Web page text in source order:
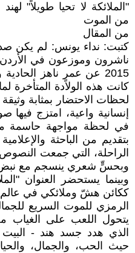
"الملائكة لا تحيا طويلاً"
من الموت
من المقال
كتبت: نداء يونس: لم يكن
ناشرون وموزعون في
2015 عن عمرٍ ناهز
كانت هذه الولادة المتأخرة
لحظات الاحتضار بمثابة
إنسانية واعية، امتزج
في لحظة مواجهة حاسمة مع
بتقديم من الباحثة
الراحلة، التي جمعت
وبحسٍّ شعري ينسجم مع
وبينما يستحضر العنوان
ككائن هشّ وملائكي في
الرمزي للموت السريع
يتحول اللعب على
الذي هدد جسد هند - البيت
حيث الحب، والجمال،